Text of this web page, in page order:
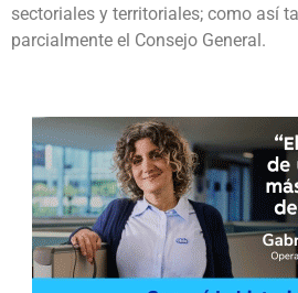
sectoriales y territoriales; como así
parcialmente el Consejo General.